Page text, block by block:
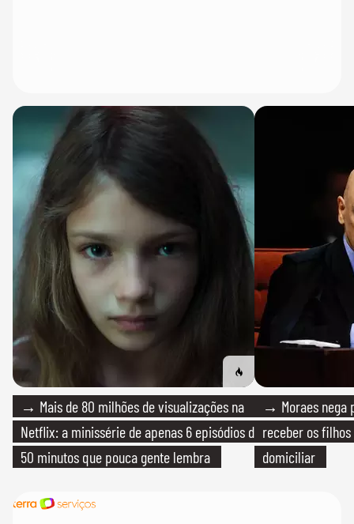
→ Mais de 80 milhões de visualizações na
Netflix: a minissérie de apenas 6 episódios de
50 minutos que pouca gente lembra
→ Moraes nega
receber os filhos
domiciliar